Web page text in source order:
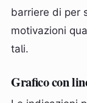
barriere di per
motivazioni
tali.
Grafico con